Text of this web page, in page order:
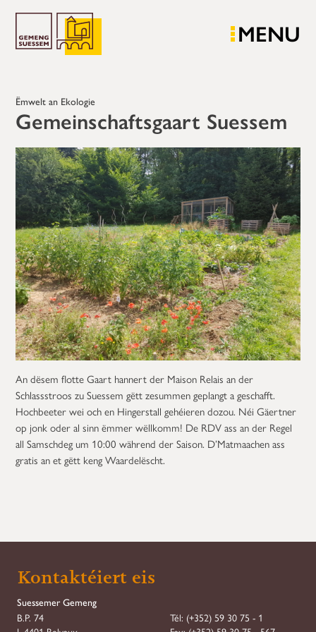
MENU
Ëmwelt an Ekologie
Gemeinschaftsgaart Suessem
An dësem flotte Gaart hannert der Maison Relais an der
Schlassstroos zu Suessem gëtt zesummen geplangt a geschafft.
Hochbeeter wei och en Hingerstall gehéieren dozou. Néi Gäertner
op jonk oder al sinn ëmmer wëllkomm! De RDV ass an der Regel
all Samschdeg um 10:00 während der Saison. D’Matmaachen ass
gratis an et gëtt keng Waardelëscht.
Kontaktéiert eis
Suessemer Gemeng
B.P. 74
Tél: (+352) 59 30 75 - 1